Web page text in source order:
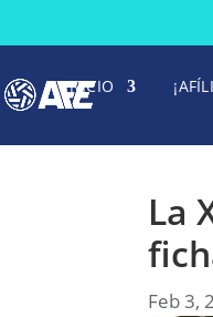
INICIO
La
Feb 3,